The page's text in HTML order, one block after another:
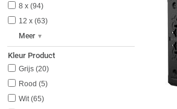
8 x 94
12 x 63
Meer
Kleur Product
Grijs 20
Rood
5
Wit 65